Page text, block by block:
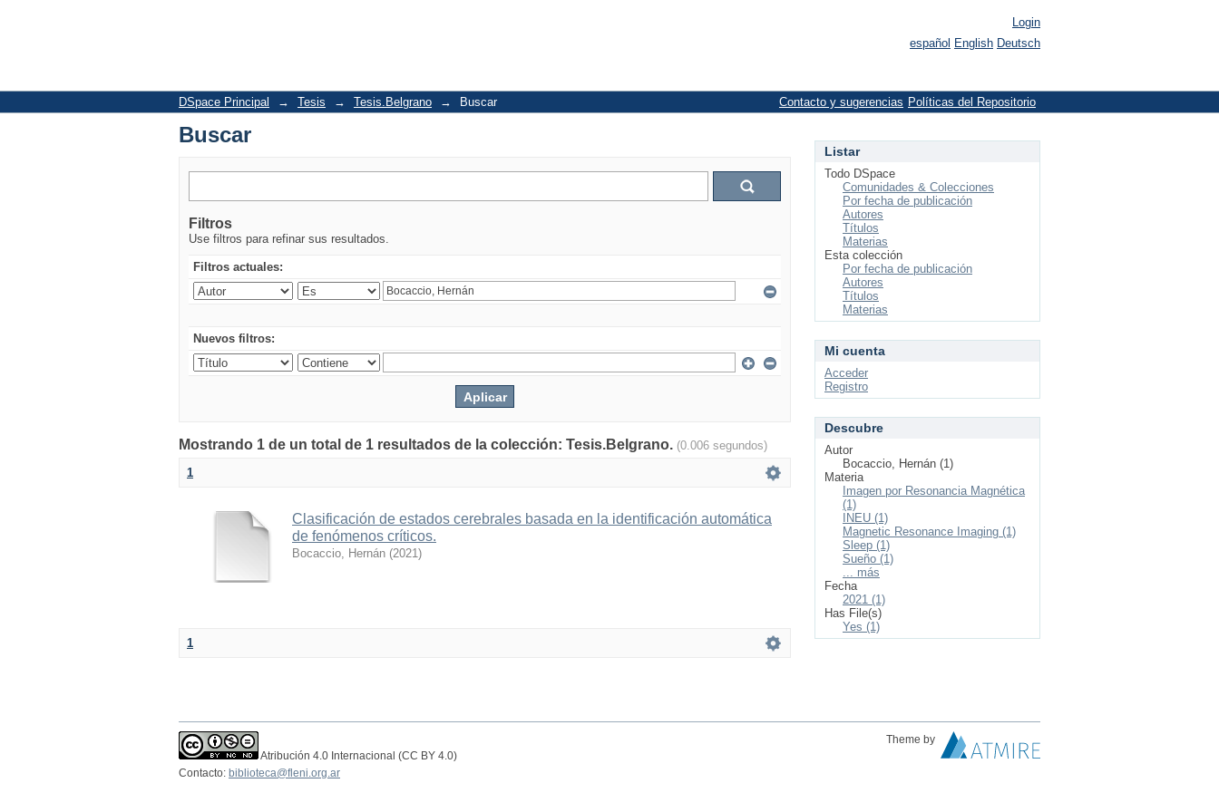
Login
español English Deutsch
DSpace Principal → Tesis → Tesis.Belgrano → Buscar Políticas del Repositorio
Contacto y sugerencias
Buscar
Filtros
Use filtros para refinar sus resultados.
Filtros actuales:
Nuevos filtros:
Mostrando 1 de un total de 1 resultados de la colección: Tesis.Belgrano. (0.006 segundos)
1
Clasificación de estados cerebrales basada en la identificación automática
de fenómenos críticos.
Bocaccio, Hernán (2021)
1
Listar
Todo DSpace
Comunidades & Colecciones
Por fecha de publicación
Autores
Títulos
Materias
Esta colección
Por fecha de publicación
Autores
Títulos
Materias
Mi cuenta
Acceder
Registro
Descubre
Autor
Bocaccio, Hernán (1)
Materia
Imagen por Resonancia Magnética
(1)
INEU (1)
Magnetic Resonance Imaging (1)
Sleep (1)
Sueño (1)
... más
Fecha
2021 (1)
Has File(s)
Yes (1)
Atribución 4.0 Internacional (CC BY 4.0)
Theme by
Contacto: biblioteca@fleni.org.ar